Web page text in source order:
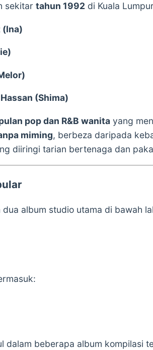
sekitar tahun 1992 di Kuala
(Ina)
(Shima)
pop dan R&B wanita yang
miming, berbeza daripada
diiringi tarian bertenaga dan
album studio utama di bawah
dalam beberapa album kompilasi